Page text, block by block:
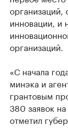
организаций,
инновации, и
организаций.
«С начала
минэка и
грантовым
380 заявок
отметил